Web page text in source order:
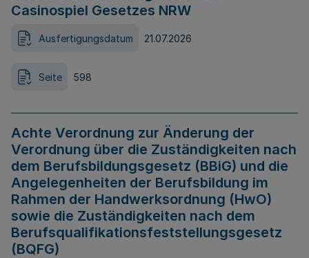
Casinospiel Gesetzes NRW
Ausfertigungsdatum 21.07.2026
Seite 598
Achte Verordnung zur Änderung der
Verordnung über die Zuständigkeiten nach
dem Berufsbildungsgesetz (BBiG) und die
Angelegenheiten der Berufsbildung im
Rahmen der Handwerksordnung (HwO)
sowie die Zuständigkeiten nach dem
Berufsqualifikationsfeststellungsgesetz
(BQFG)